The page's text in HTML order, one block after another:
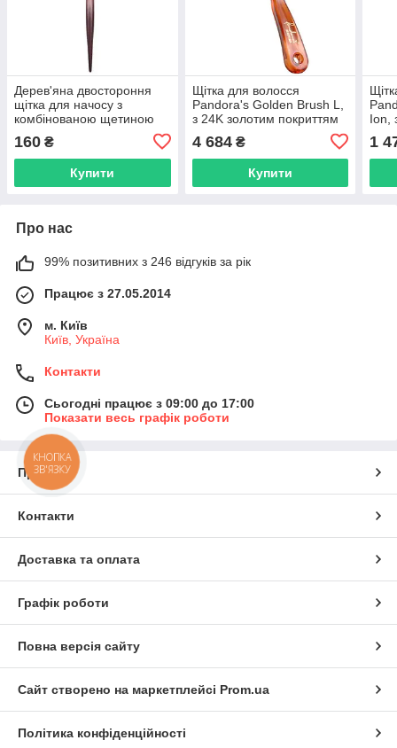
Дерев'яна двостороння
щітка для начосу з
комбінованою щетиною
Professional Brown
(HP5109)
160 ₴
Купити
Щітка для волосся
Pandora's Golden Brush L,
з 24K золотим покриттям
4 684₴
Купити
Ion,
1
Про нас
99% позитивних з 246 відгуків за рік
Працює з 27.05.2014
м. Київ
Київ, Україна
Контакти
Сьогодні працює з 09:00 до 17:00
Показати весь графік роботи
Про нас
Контакти
Доставка та оплата
Графік роботи
Повна версія сайту
Сайт створено на маркетплейсі Prom.ua
Політика конфіденційності
КНОПКА
ЗВ'ЯЗКУ